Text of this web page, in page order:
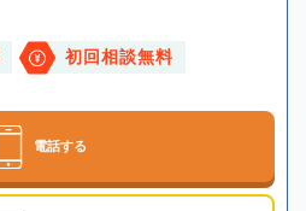
初回相談無料
電話する